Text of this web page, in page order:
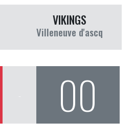
VIKINGS
Villeneuve d'ascq
00